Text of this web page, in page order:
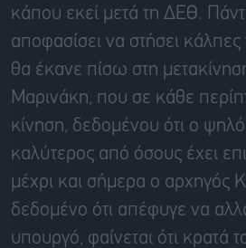
κάπου εκεί μετά τη ΔΕΘ.
αποφασίσει να στήσει
θα έκανε πίσω στη
Μαρινάκη, που σε κάθε
κίνηση, δεδομένου ότι ο
καλύτερος από όσους έχει
μέχρι και σήμερα ο αρχηγός
δεδομένο ότι απέφυγε να
υπουργό, φαίνεται ότι κρατά